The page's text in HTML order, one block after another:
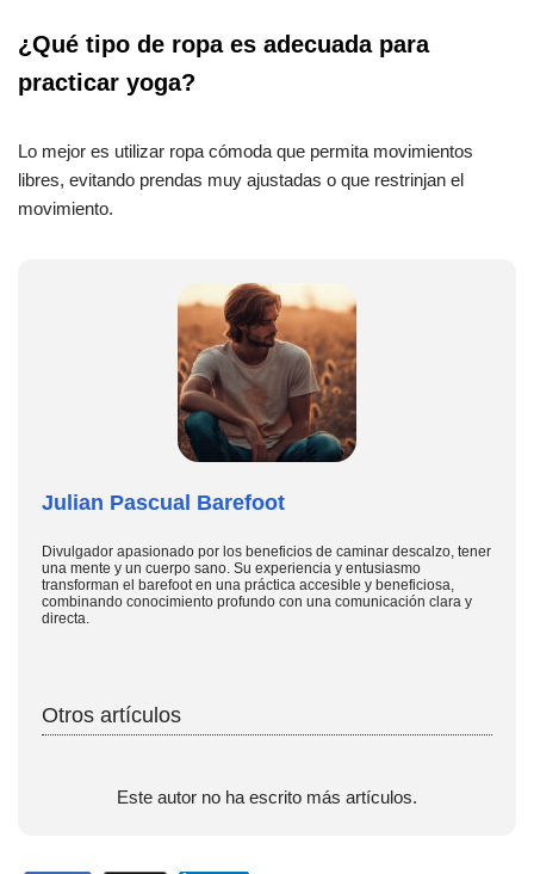
¿Qué tipo de ropa es adecuada para
practicar yoga?
Lo mejor es utilizar ropa cómoda que permita movimientos
libres, evitando prendas muy ajustadas o que restrinjan el
movimiento.
Julian Pascual Barefoot
Divulgador apasionado por los beneficios de caminar descalzo, tener
una mente y un cuerpo sano. Su experiencia y entusiasmo
transforman el barefoot en una práctica accesible y beneficiosa,
combinando conocimiento profundo con una comunicación clara y
directa.
Otros artículos
Este autor no ha escrito más artículos.